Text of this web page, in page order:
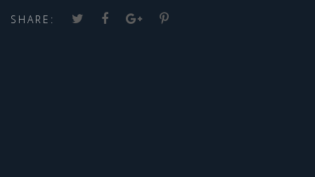
SHARE: